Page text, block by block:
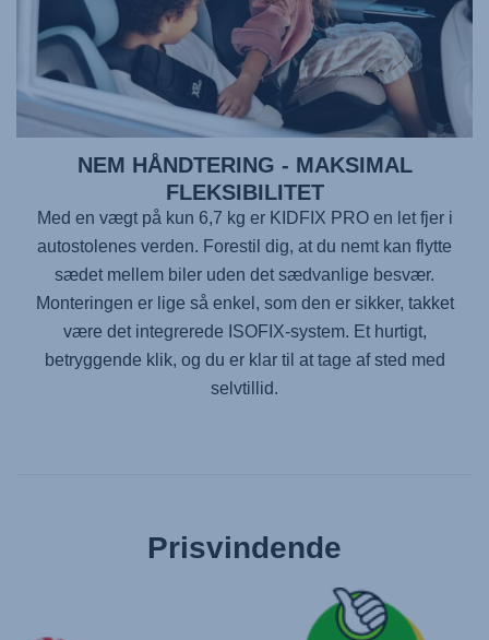
NEM HÅNDTERING - MAKSIMAL
FLEKSIBILITET
Med en vægt på kun 6,7 kg er KIDFIX PROen let fjer i
autostolenes verden. Forestil dig, at du nemt kan flytte
sædet mellem biler uden det sædvanlige besvær.
Monteringen er lige så enkel, som den er sikker, takket
være det integrerede ISOFIX-system. Et hurtigt,
betryggende klik, og du er klar til at tage af sted med
selvtillid.
Prisvindende